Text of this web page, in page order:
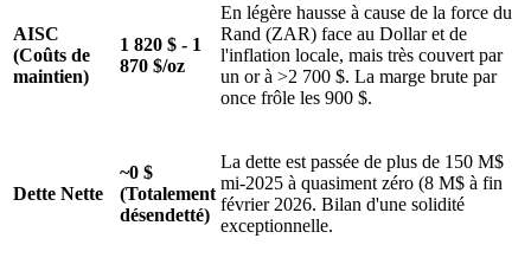
AISC
(Coûts de
maintien)
1 820 $ - 1
870 $/oz
En légère hausse à cause de la force du
Rand (ZAR) face au Dollar et de
l'inflation locale, mais très couvert par
un or à >2 700 $. La marge brute par
once frôle les 900 $.
Dette Nette
~0 $
(Totalement
désendetté)
La dette est passée de plus de 150 M$
mi-2025 à quasiment zéro (8 M$ à fin
février 2026. Bilan d'une solidité
exceptionnelle.